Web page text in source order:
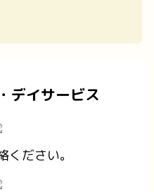
デイサービス
ください。